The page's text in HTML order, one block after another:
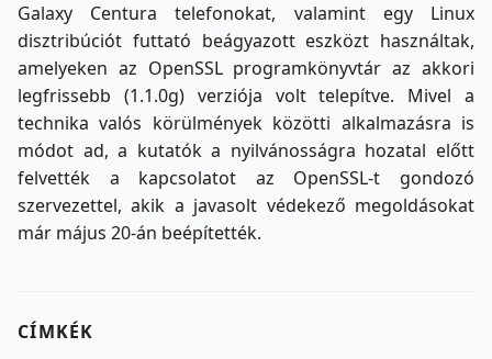
Galaxy Centura telefonokat, valamint egy Linux
disztribúciót futtató beágyazott eszközt használtak,
amelyeken az OpenSSL programkönyvtár az akkori
legfrissebb (1.1.0g) verziója volt telepítve. Mivel a
technika valós körülmények közötti alkalmazásra is
módot ad, a kutatók a nyilvánosságra hozatal előtt
felvették a kapcsolatot az OpenSSL-t gondozó
szervezettel, akik a javasolt védekező megoldásokat
már május 20-án beépítették.
CÍMKÉK